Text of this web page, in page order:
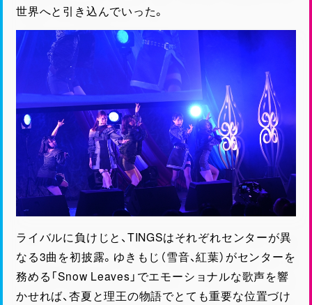
世界へと引き込んでいった。
ライバルに負けじと、TINGSはそれぞれセンターが異
なる3曲を初披露。ゆきもじ（雪音、紅葉）がセンターを
務める「Snow Leaves」でエモーショナルな歌声を響
かせれば、杏夏と理王の物語でとても重要な位置づけ